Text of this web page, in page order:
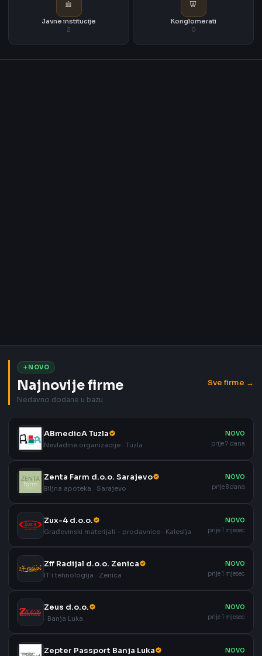
Javne institucije
2
Konglomerati
0
NOVO
Najnovije firme
Nedavno dodane u bazu
Sve firme →
ABmedicA Tuzla
Nevladine organizacije · Tuzla
NOVO
prije 7 dana
Zenta Farm d.o.o. Sarajevo
Biljna apoteka · Sarajevo
NOVO
prije 8 dana
Zux-4 d.o.o.
Građevinski materijali - prodavnice · Kalesija
NOVO
prije 1 mjesec
Zff Radijal d.o.o. Zenica
IT i tehnologija · Zenica
NOVO
prije 1 mjesec
Zeus d.o.o.
· Banja Luka
NOVO
prije 1 mjesec
Zepter Passport Banja Luka
NOVO